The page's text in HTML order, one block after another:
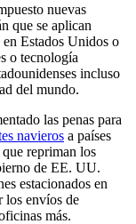
nuevas
que se aplican
Estados Unidos o
o tecnología
incluso
del mundo.
las penas para
navieros a países
repriman los
de EE. UU.
estacionados en
los envíos de
más.